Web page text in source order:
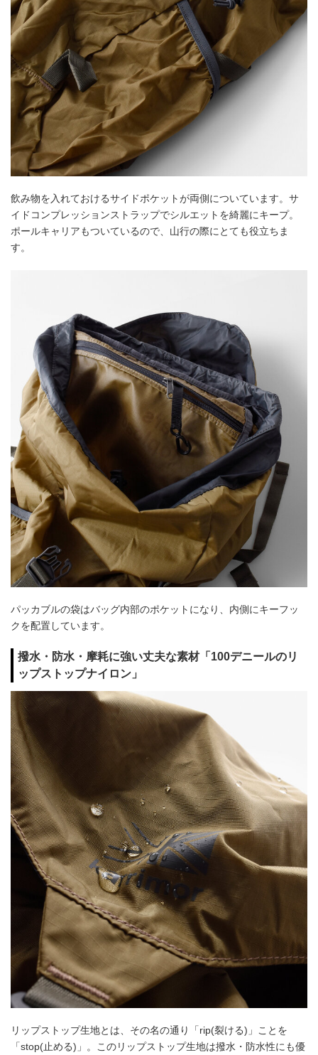
飲み物を入れておけるサイドポケットが両側についています。サ
イドコンプレッションストラップでシルエットを綺麗にキープ。
ポールキャリアもついているので、山行の際にとても役立ちま
す。
パッカブルの袋はバッグ内部のポケットになり、内側にキーフッ
クを配置しています。
撥水・防水・摩耗に強い丈夫な素材「100デニールのリ
ップストップナイロン」
リップストップ生地とは、その名の通り「rip(裂ける)」ことを
「stop(止める)」。このリップストップ生地は撥水・防水性にも優